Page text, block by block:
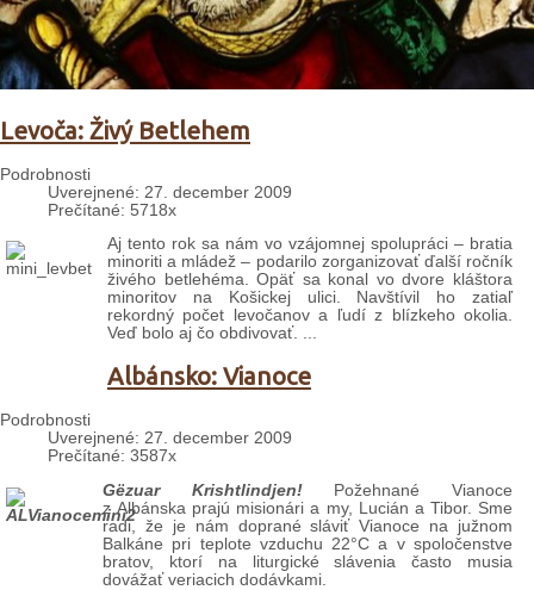
Levoča: Živý Betlehem
Podrobnosti
Uverejnené: 27. december 2009
Prečítané: 5718x
Aj tento rok sa nám vo vzájomnej spolupráci – bratia
minoriti a mládež – podarilo zorganizovať ďalší ročník
živého betlehéma. Opäť sa konal vo dvore kláštora
minoritov na Košickej ulici. Navštívil ho zatiaľ
rekordný počet levočanov a ľudí z blízkeho okolia.
Veď bolo aj čo obdivovať. ...
Albánsko: Vianoce
Podrobnosti
Uverejnené: 27. december 2009
Prečítané: 3587x
Gëzuar Krishtlindjen!Požehnané Vianoce
z Albánska prajú misionári a my, Lucián a Tibor. Sme
radi, že je nám doprané sláviť Vianoce na južnom
Balkáne pri teplote vzduchu 22°C a v spoločenstve
bratov, ktorí na liturgické slávenia často musia
dovážať veriacich dodávkami.